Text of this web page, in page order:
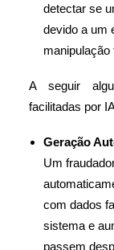
detectar se
devido a um
manipulação
A seguir
facilitadas por
Geração
Um
com dados
sistema e
passem